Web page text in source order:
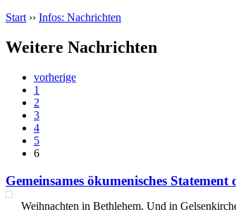
Start ›› Infos: Nachrichten
Weitere Nachrichten
vorherige
1
2
3
4
5
6
Gemeinsames ökumenisches
Weihnachten in Bethlehem. Und in